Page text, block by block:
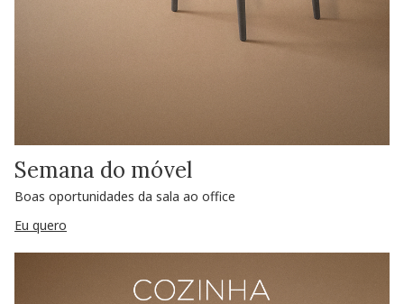
Semana do móvel
Boas oportunidades da sala ao office
Eu quero